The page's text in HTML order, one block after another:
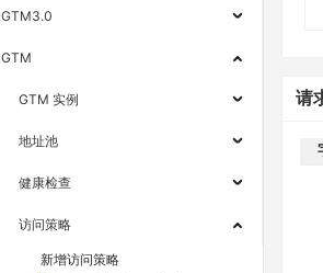
GTM3.0
GTM
GTM 实例
地址池
健康检查
访问策略
新增访问策略
请